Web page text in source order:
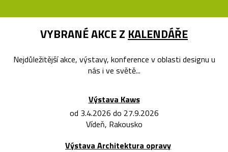
VYBRANÉ AKCE Z KALENDÁŘE
Nejdůležitější akce, výstavy, konference v oblasti designu u
nás i ve světě...
Výstava Kaws
od 3.4.2026 do 27.9.2026
Vídeň, Rakousko
Výstava Architektura opravy